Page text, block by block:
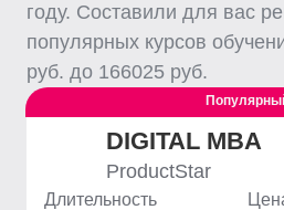
году. Составили для вас
популярных курсов
руб. до 166025 руб.
DIGITAL MBA
ProductStar
Длительность